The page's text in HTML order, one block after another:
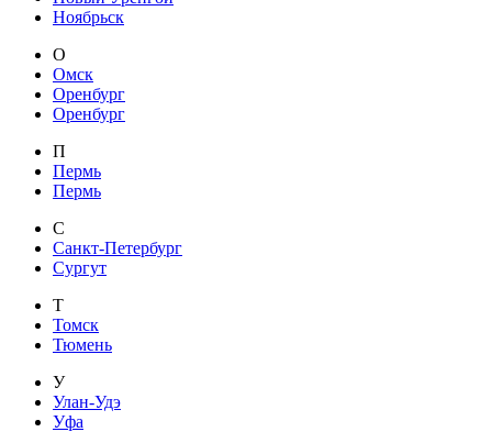
Ноябрьск
О
Омск
Оренбург
Оренбург
П
Пермь
Пермь
С
Санкт-Петербург
Сургут
Т
Томск
Тюмень
У
Улан-Удэ
Уфа